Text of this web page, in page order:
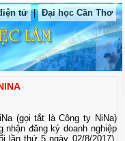
tử | Đại học Cần Thơ
(gọi tắt là Công ty NiNa)
nhận đăng ký doanh nghiệp
lần thứ 5 ngày 02/8/2017),